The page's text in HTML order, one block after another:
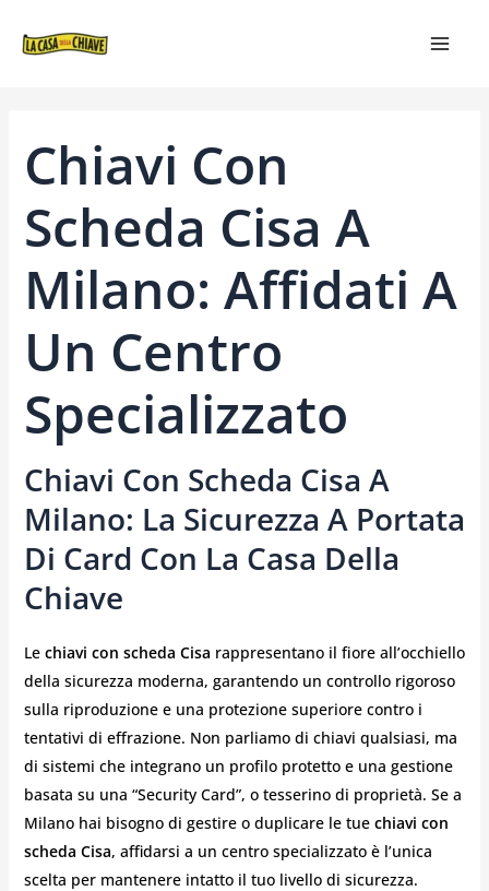
Chiavi Con
Scheda Cisa A
Milano: Affidati A
Un Centro
Specializzato
Chiavi Con Scheda Cisa A
Milano: La Sicurezza A Portata
Di Card Con La Casa Della
Chiave
Le chiavi con scheda Cisa rappresentano il fiore all’occhiello
della sicurezza moderna, garantendo un controllo rigoroso
sulla riproduzione e una protezione superiore contro i
tentativi di effrazione. Non parliamo di chiavi qualsiasi, ma
di sistemi che integrano un profilo protetto e una gestione
basata su una “Security Card”, o tesserino di proprietà. Se a
Milano hai bisogno di gestire o duplicare le tue chiavi con
scheda Cisa, affidarsi a un centro specializzato è l’unica
scelta per mantenere intatto il tuo livello di sicurezza.
ARTICOLI